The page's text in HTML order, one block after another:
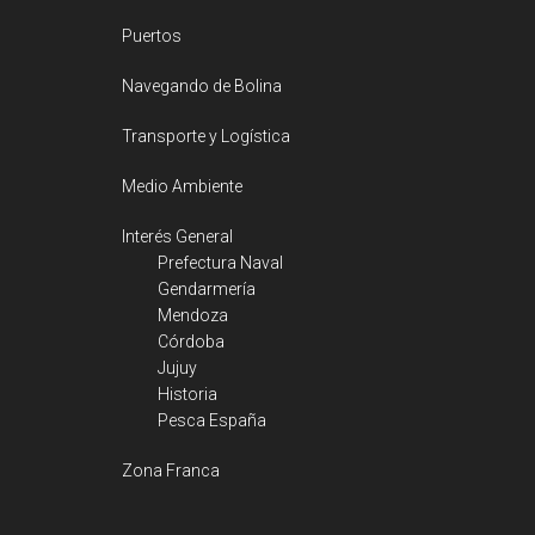
Puertos
Navegando de Bolina
Transporte y Logística
Medio Ambiente
Interés General
Prefectura Naval
Gendarmería
Mendoza
Córdoba
Jujuy
Historia
Pesca España
Zona Franca